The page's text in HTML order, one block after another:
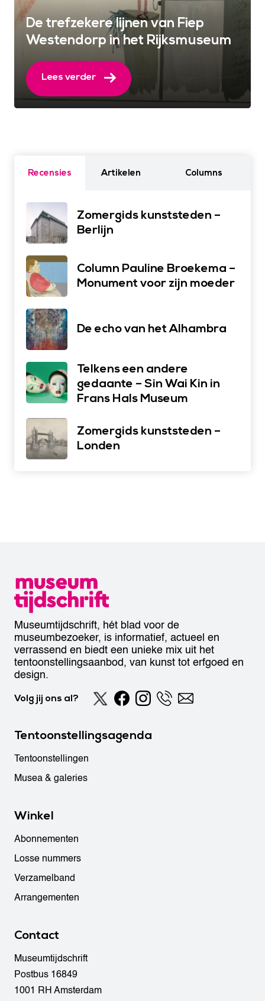
De trefzekere lijnen van Fiep
Westendorp in het Rijksmuseum
Lees verder
Recensies Artikelen Columns
Zomergids kunststeden –
Berlijn
Column Pauline Broekema –
Monument voor zijn moeder
De echo van het Alhambra
Telkens een andere
gedaante – Sin Wai Kin in
Frans Hals Museum
Zomergids kunststeden –
Londen
Museumtijdschrift, hét blad voor de
museumbezoeker, is informatief, actueel en
verrassend en biedt een unieke mix uit het
tentoonstellingsaanbod, van kunst tot erfgoed en
design.
Volg jij ons al?
Tentoonstellingsagenda
Tentoonstellingen
Musea & galeries
Winkel
Abonnementen
Losse nummers
Verzamelband
Arrangementen
Contact
Museumtijdschrift
Postbus 16849
1001 RH Amsterdam